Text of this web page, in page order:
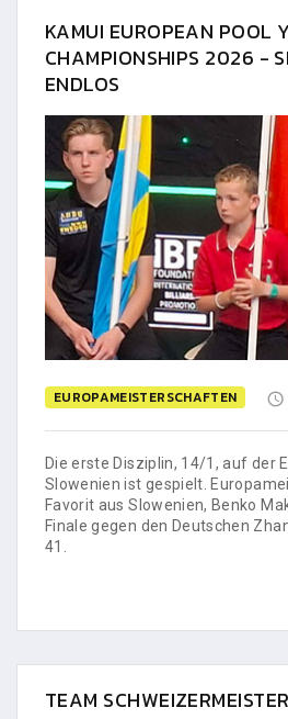
KAMUI EUROPEAN POOL
CHAMPIONSHIPS 2026 -
ENDLOS
EUROPAMEISTERSCHAFTEN
Die erste Disziplin, 14/1, auf der
Slowenien ist gespielt.
Favorit aus Slowenien, Benko
Finale gegen den Deutschen
41.
TEAM